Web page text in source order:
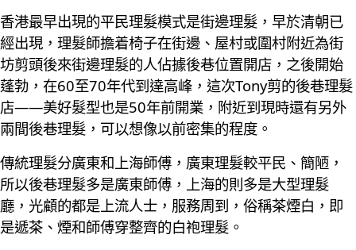
香港最早出現的平民理髮模式是街邊理髮，早於清朝已
經出現，理髮師擔着椅子在街邊、屋村或圍村附近為街
坊剪頭後來街邊理髮的人佔據後巷位置開店，之後開始
蓬勃，在60至70年代到達高峰，這次Tony剪的後巷理髮
店——美好髮型也是50年前開業，附近到現時還有另外
兩間後巷理髮，可以想像以前密集的程度。
傳統理髮分廣東和上海師傅，廣東理髮較平民、簡陋，
所以後巷理髮多是廣東師傅，上海的則多是大型理髮
廳，光顧的都是上流人士，服務周到，俗稱茶煙白，即
是遞茶、煙和師傅穿整齊的白袍理髮。